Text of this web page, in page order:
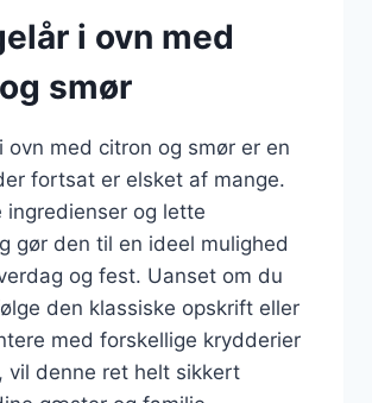
i ovn med
smør
ovn med citron og smør er en
fortsat er elsket af mange.
ingredienser og lette
gør den til en ideel mulighed
og fest. Uanset om du
den klassiske opskrift eller
med forskellige krydderier
vil denne ret helt sikkert